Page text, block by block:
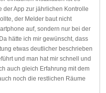
der App zur jährlichen Kontrolle
der Melder baut nicht
auf, sondern nur bei der
hätte ich mir gewünscht, dass
etwas deutlicher beschrieben
und man hat mir schnell und
auch gleich Erfahrung mit dem
noch die restlichen Räume